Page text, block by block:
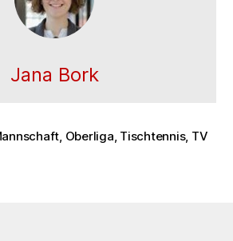
Jana Bork
, Oberliga, Tischtennis, TV